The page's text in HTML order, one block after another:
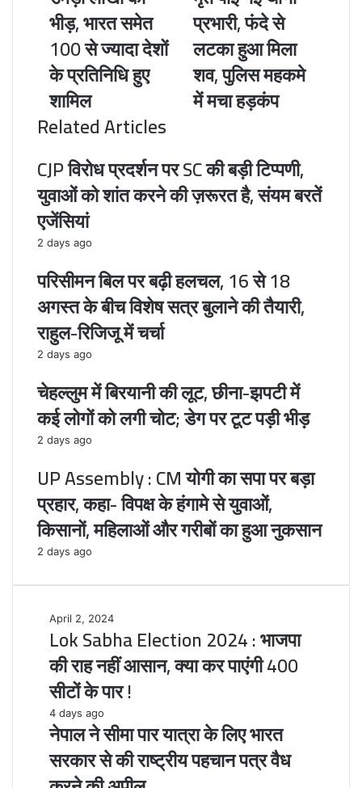
देने
के
लिए
उमड़ी
लाखों
की
भीड़,
भारत
100
से
ज्यादा
देशों
के
प्रतिनिधि
शामिल
भीड़, भारत समेत
100 से ज्यादा देशों
के प्रतिनिधि हुए
शामिल
आवास
में
मृत
पाई
गईं
थाना
प्रभारी,
लटका
हुआ
मिला
मचा
प्रभारी, फंदे से
लटका हुआ मिला
शव, पुलिस महकमे
में मचा हड़कंप
Related Articles
CJP विरोध प्रदर्शन पर SC की बड़ी टिप्पणी,
युवाओं को शांत करने की ज़रूरत है, संयम बरतें
एजेंसियां
2 days ago
परिसीमन बिल पर बढ़ी हलचल, 16 से 18
अगस्त के बीच विशेष सत्र बुलाने की तैयारी,
राहुल-रिजिजू में चर्चा
2 days ago
चेहल्लुम में बिरयानी की लूट, छीना-झपटी में
कई लोगों को लगी चोट; डेग पर टूट पड़ी भीड़
2 days ago
UP Assembly : CM योगी का सपा पर बड़ा
प्रहार, कहा- विपक्ष के हंगामे से युवाओं,
किसानों, महिलाओं और गरीबों का हुआ नुकसान
2 days ago
Lok
Sabha
2024
:
भाजपा
की
राह
नहीं
आसान,
April 2, 2024
Lok Sabha Election 2024 : भाजपा
की राह नहीं आसान, क्या कर पाएंगी 400
सीटों के पार !
नेपाल
ने
पार
यात्रा
4 days ago
नेपाल ने सीमा पार यात्रा के लिए भारत
सरकार से की राष्ट्रीय पहचान पत्र वैध